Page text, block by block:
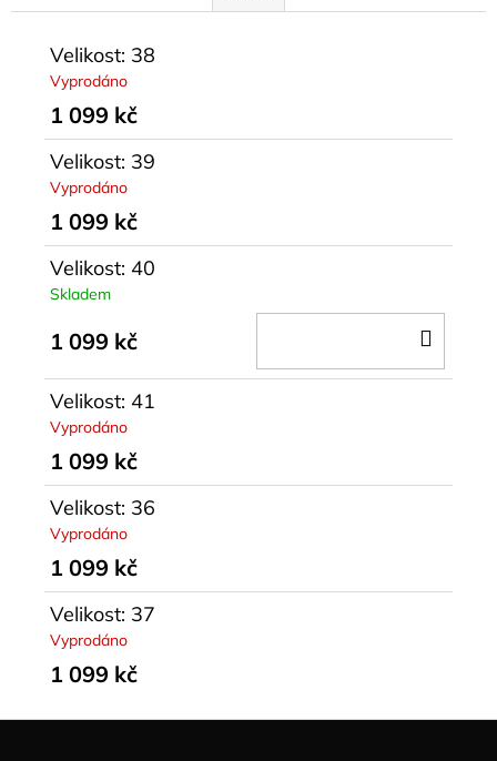
Velikost: 38
Vyprodáno
1 099 kč
Velikost: 39
Vyprodáno
1 099 kč
Velikost: 40
Skladem
1 099 kč
Velikost: 41
Vyprodáno
1 099 kč
Velikost: 36
Vyprodáno
1 099 kč
Velikost: 37
Vyprodáno
1 099 kč